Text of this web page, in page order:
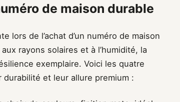
de maison durable
lors de l’achat d’un numéro de maison
rayons solaires et à l’humidité, la
exemplaire. Voici les quatre
et leur allure premium :